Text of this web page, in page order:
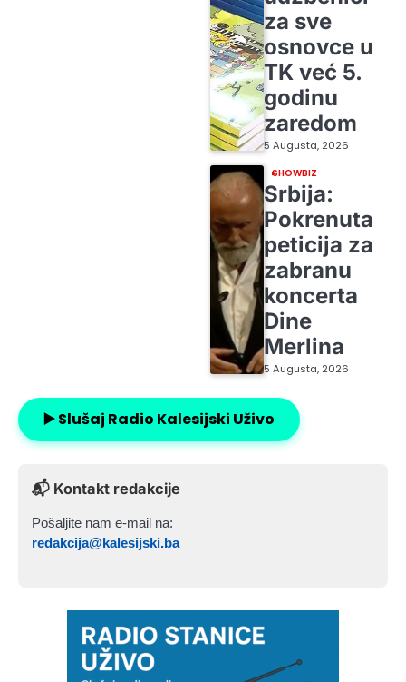
za sve
osnovce u
TK već 5.
godinu
zaredom
5 Augusta, 2026
SHOWBIZ
Srbija:
Pokrenuta
peticija za
zabranu
koncerta
Dine
Merlina
5 Augusta, 2026
▶️ Slušaj Radio Kalesijski Uživo
📬 Kontakt redakcije
Pošaljite nam e-mail na:
redakcija@kalesijski.ba